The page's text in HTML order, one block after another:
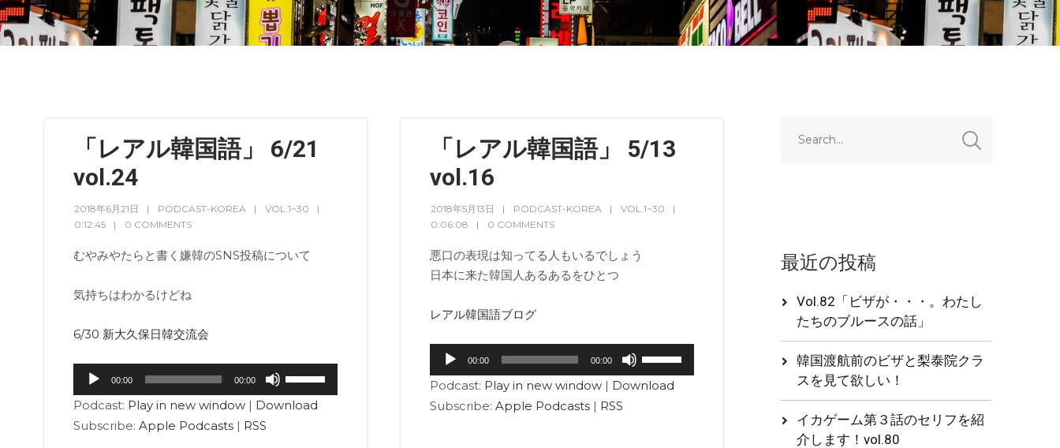
「レアル韓国語」 6/21
vol.24
2018年6月21日 PODCAST-KOREA
VOL.1~30
0:12:45
0 COMMENTS
むやみやたらと書く嫌韓のSNS投稿について
気持ちはわかるけどね
6/30 新大久保日韓交流会
声
プ
レ
00:00 00:00
リ
ュ
Podcast: Play in new window| Download
Subscribe: Apple Podcasts| RSS
「レアル韓国語」 5/13
vol.16
2018年5月13日 PODCAST-KOREA
VOL.1~30
0:06:08
0 COMMENTS
悪口の表現は知ってる人もいるでしょう
日本に来た韓国人あるあるをひとつ
レアル韓国語ブログ
声
プ
レ
00:00 00:00
リ
ュ
Podcast: Play in new window| Download
Subscribe: Apple Podcasts| RSS
最近の投稿
Vol.82「ビザが・・・。わたし
たちのブルースの話」
韓国渡航前のビザと梨泰院クラ
スを見て欲しい！
イカゲーム第３話のセリフを紹
介します！vol.80